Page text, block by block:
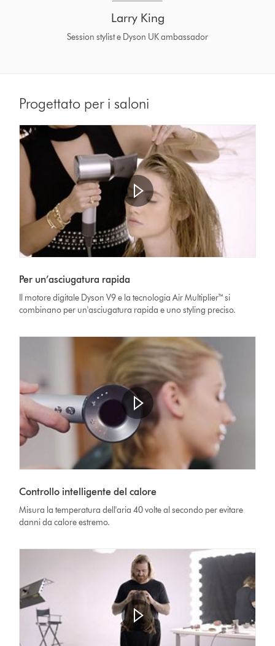
Larry King
Session stylist e Dyson UK ambassador
Progettato per i saloni
Per un’asciugatura rapida
Il motore digitale Dyson V9 e la tecnologia Air Multiplier™ si
combinano per un'asciugatura rapida e uno styling preciso.
Controllo intelligente del calore
Misura la temperatura dell'aria 40 volte al secondo per evitare
danni da calore estremo.